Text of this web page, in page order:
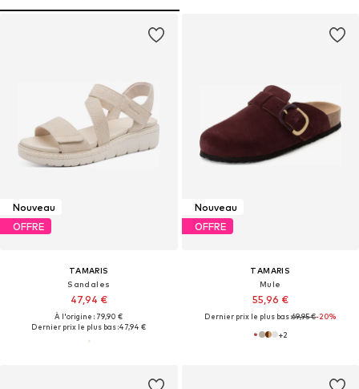
Nouveau
OFFRE
TAMARIS
Sandales
47,94 €
À l'origine : 79,90 €
Dernier prix le plus bas :47,94 €
Nouveau
OFFRE
TAMARIS
Mule
55,96 €
Dernier prix le plus bas :69,95 €-20%
+2